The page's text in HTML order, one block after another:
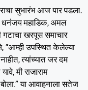
सुभारंभ आज पार पडला.
धनंजय महाडिक, अमल
गटाचा खरपूस समाचार
“आम्ही उपस्थित केलेल्या
त्यांच्यात जर दम
मी राजाराम
बोला.” या आवाहनाला सतेज